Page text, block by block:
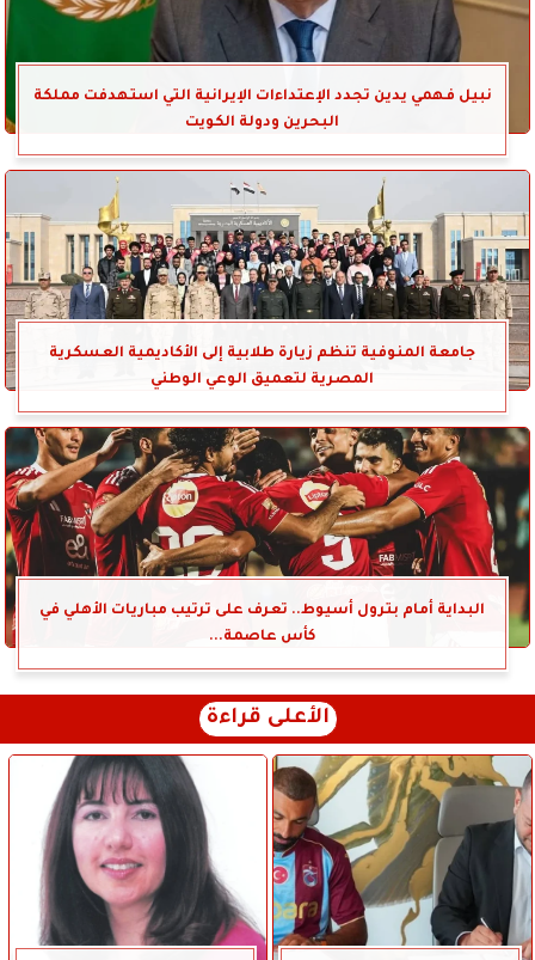
نبيل فهمي يدين تجدد الإعتداءات الإيرانية التي استهدفت مملكة
البحرين ودولة الكويت
جامعة المنوفية تنظم زيارة طلابية إلى الأكاديمية العسكرية
المصرية لتعميق الوعي الوطني
البداية أمام بترول أسيوط.. تعرف على ترتيب مباريات الأهلي في
كأس عاصمة...
الأعلى قراءة